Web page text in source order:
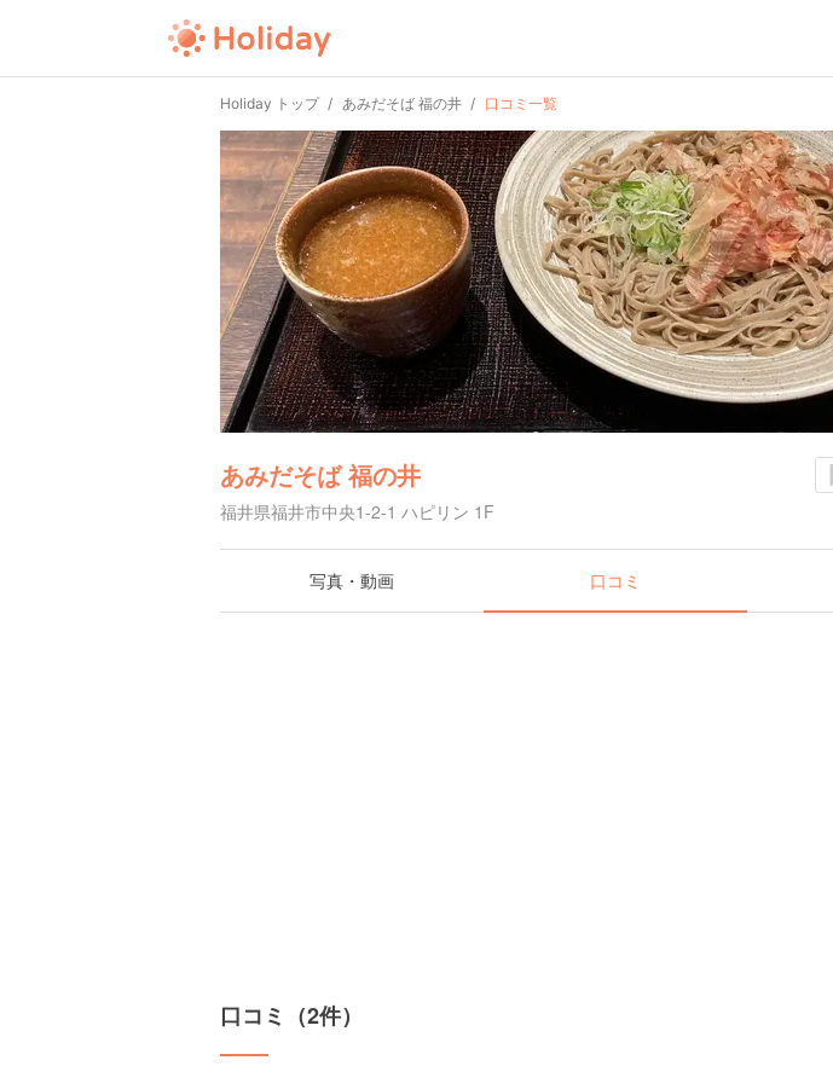
Holiday トップ あみだそば 福の井 口コミ一覧
あみだそば 福の井
福井県福井市中央1-2-1 ハピリン 1F
写真・動画 口コミ
口コミ（2件）